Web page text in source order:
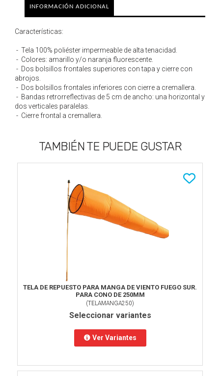
INFORMACIÓN ADICIONAL
Características:
- Tela 100% poliéster impermeable de alta tenacidad.
- Colores: amarillo y/o naranja fluorescente.
- Dos bolsillos frontales superiores con tapa y cierre con
abrojos.
- Dos bolsillos frontales inferiores con cierre a cremallera.
- Bandas retrorreflectivas de 5 cm de ancho: una horizontal y
dos verticales paralelas.
- Cierre frontal a cremallera.
TAMBIÉN TE PUEDE GUSTAR
TELA DE REPUESTO PARA MANGA DE VIENTO FUEGO SUR.
PARA CONO DE 250MM
(TELAMANGA250)
Seleccionar variantes
Ver Variantes